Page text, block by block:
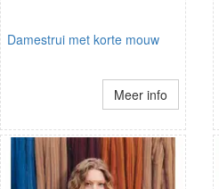
Damestrui met korte mouw
Meer info